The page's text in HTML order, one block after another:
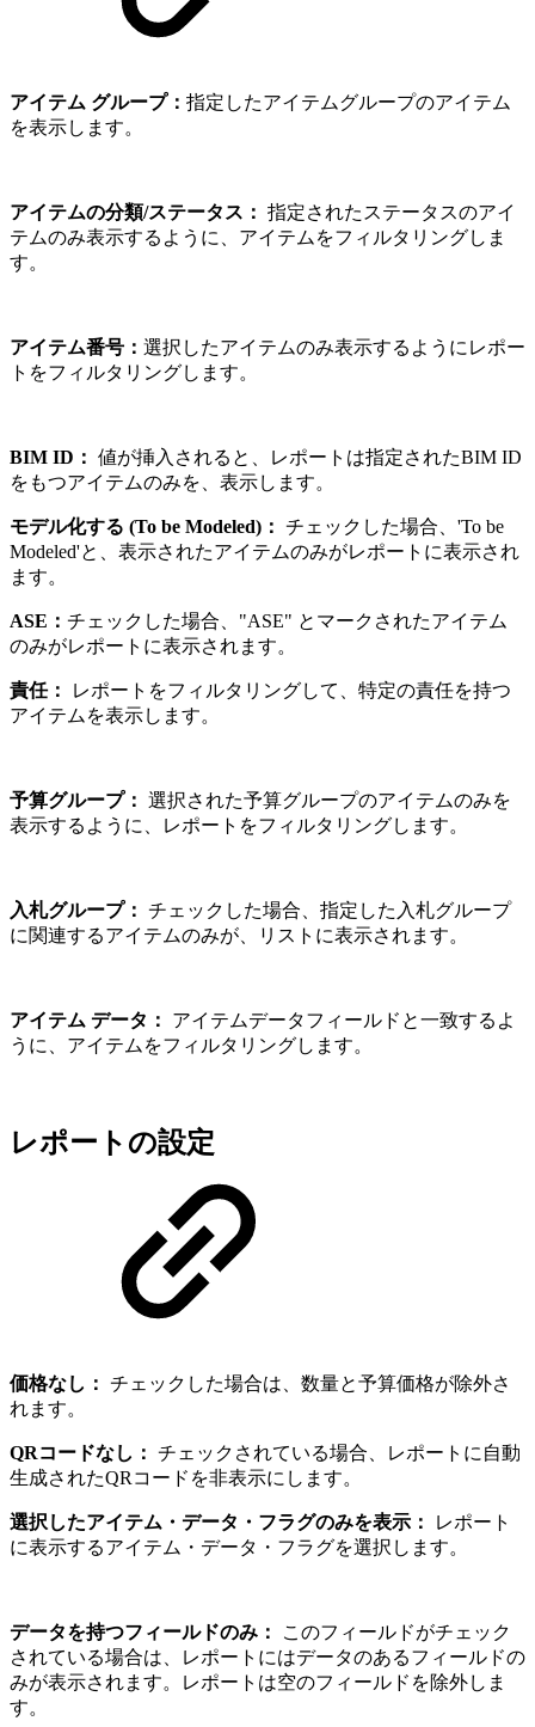
アイテム グループ： 指定したアイテムグループのアイテム
を表示します。
アイテムの分類/ステータス： 指定されたステータスのアイ
テムのみ表示するように、アイテムをフィルタリングしま
す。
アイテム番号： 選択したアイテムのみ表示するようにレポー
トをフィルタリングします。
BIM ID： 値が挿入されると、レポートは指定されたBIM ID
をもつアイテムのみを、表示します。
モデル化する (To be Modeled)： チェックした場合、'To be
Modeled'と、表示されたアイテムのみがレポートに表示され
ます。
ASE： チェックした場合、"ASE" とマークされたアイテム
のみがレポートに表示されます。
責任：
レポートをフィルタリングして、特定の責任を持つ
アイテムを表示します。
予算グループ： 選択された予算グループのアイテムのみを
表示するように、レポートをフィルタリングします。
入札グループ： チェックした場合、指定した入札グループ
に関連するアイテムのみが、リストに表示されます。
アイテム データ：
アイテムデータフィールドと一致するよ
うに、アイテムをフィルタリングします。
レポートの設定
価格なし： チェックした場合は、数量と予算価格が除外さ
れます。
QRコードなし： チェックされている場合、レポートに自動
生成されたQRコードを非表示にします。
選択したアイテム・データ・フラグのみを表示：
レポート
に表示するアイテム・データ・フラグを選択します。
データを持つフィールドのみ：
このフィールドがチェック
されている場合は、レポートにはデータのあるフィールドの
みが表示されます。レポートは空のフィールドを除外しま
す。